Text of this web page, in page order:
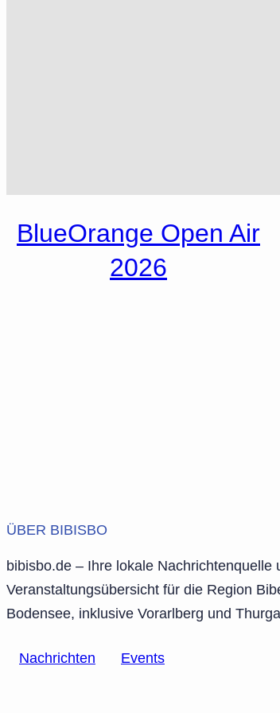
BlueOrange Open Air
2026
ÜBER BIBISBO
bibisbo.de – Ihre lokale Nachrichtenquelle
Veranstaltungsübersicht für die Region
Bodensee, inklusive Vorarlberg und
Nachrichten Events